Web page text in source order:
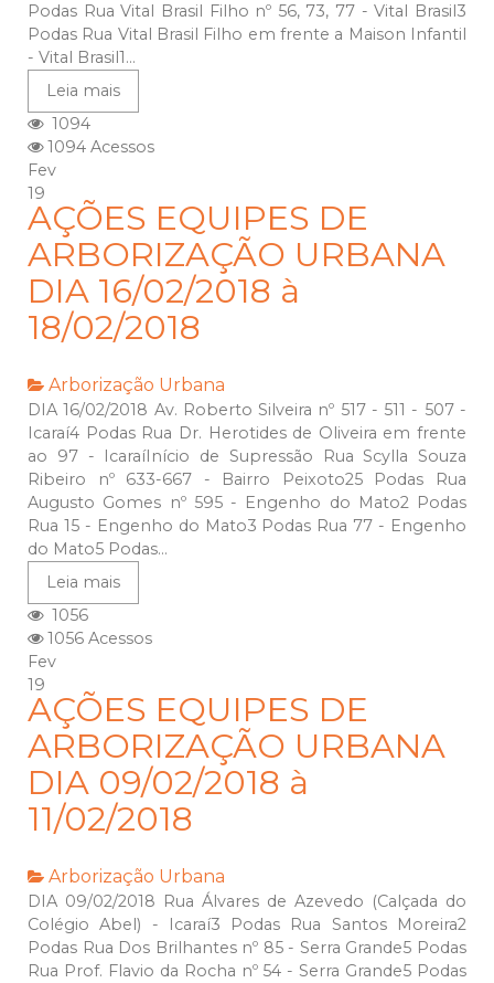
Podas Rua Vital Brasil Filho nº 56, 73, 77 - Vital Brasil3
Podas Rua Vital Brasil Filho em frente a Maison Infantil
- Vital Brasil1...
Leia mais
1094
1094 Acessos
Fev
19
AÇÕES EQUIPES DE
ARBORIZAÇÃO URBANA
DIA 16/02/2018 à
18/02/2018
Arborização Urbana
DIA 16/02/2018 Av. Roberto Silveira nº 517 - 511 - 507 -
Icaraí4 Podas Rua Dr. Herotides de Oliveira em frente
ao 97 - IcaraíInício de Supressão Rua Scylla Souza
Ribeiro nº 633-667 - Bairro Peixoto25 Podas Rua
Augusto Gomes nº 595 - Engenho do Mato2 Podas
Rua 15 - Engenho do Mato3 Podas Rua 77 - Engenho
do Mato5 Podas...
Leia mais
1056
1056 Acessos
Fev
19
AÇÕES EQUIPES DE
ARBORIZAÇÃO URBANA
DIA 09/02/2018 à
11/02/2018
Arborização Urbana
DIA 09/02/2018 Rua Álvares de Azevedo (Calçada do
Colégio Abel) - Icaraí3 Podas Rua Santos Moreira2
Podas Rua Dos Brilhantes nº 85 - Serra Grande5 Podas
Rua Prof. Flavio da Rocha nº 54 - Serra Grande5 Podas